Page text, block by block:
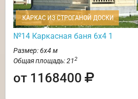
КАРКАС ИЗ СТРОГАНОЙ ДОСКИ
№14 Каркасная баня 6х4 1
Размер: 6х4 м
Общая площадь: 212
от 1168400